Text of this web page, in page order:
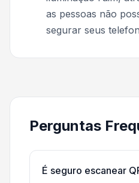
as pessoas não
segurar seus
Perguntas
É seguro escanear